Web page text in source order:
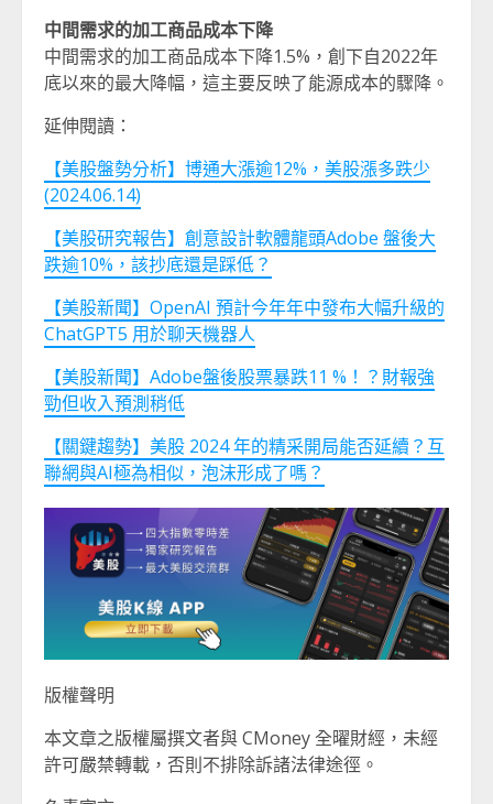
中間需求的加工商品成本下降
中間需求的加工商品成本下降1.5%，創下自2022年
底以來的最大降幅，這主要反映了能源成本的驟降。
延伸閱讀：
【美股盤勢分析】博通大漲逾12%，美股漲多跌少
(2024.06.14)
【美股研究報告】創意設計軟體龍頭Adobe 盤後大
跌逾10%，該抄底還是踩低？
【美股新聞】OpenAI 預計今年年中發布大幅升級的
ChatGPT5 用於聊天機器人
【美股新聞】Adobe盤後股票暴跌11 %！？財報強
勁但收入預測稍低
【關鍵趨勢】美股 2024 年的精采開局能否延續？互
聯網與AI極為相似，泡沫形成了嗎？
版權聲明
本文章之版權屬撰文者與 CMoney 全曜財經，未經
許可嚴禁轉載，否則不排除訴諸法律途徑。